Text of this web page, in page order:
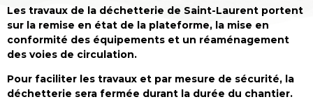
Les travaux de la déchetterie de Saint-Laurent portent
sur la remise en état de la plateforme, la mise en
conformité des équipements et un réaménagement
des voies de circulation.
Pour faciliter les travaux et par mesure de sécurité, la
déchetterie sera fermée durant la durée du chantier.